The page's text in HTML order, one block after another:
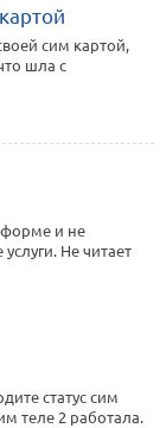
сим картой,
шла с
и не
Не читает
статус сим
теле 2 работала.